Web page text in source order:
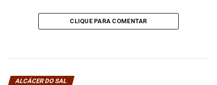
CLIQUE PARA COMENTAR
ALCÁCER DO SAL